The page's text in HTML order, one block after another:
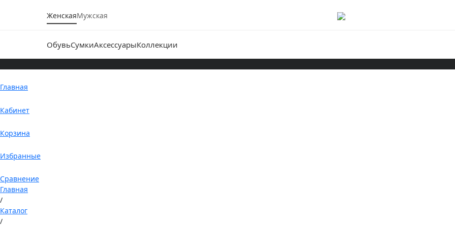
ЖенскаяМужская
ОбувьСумкиАксессуарыКоллекции
Главная
Кабинет
Корзина
Избранные
Сравнение
Главная
/
Каталог
/